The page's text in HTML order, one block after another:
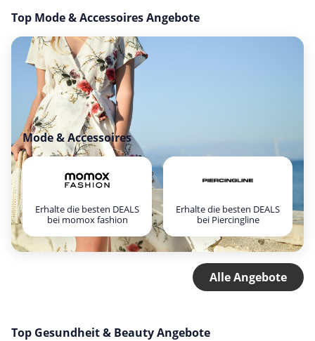
Top Mode & Accessoires Angebote
Mode & Accessoires
Erhalte die besten DEALS
bei momox fashion
Erhalte die besten DEALS
bei Piercingline
Alle Angebote
Top Gesundheit & Beauty Angebote